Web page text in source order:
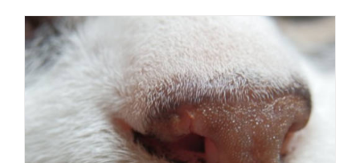
a
plusieurs
variations.
Les
options
peuvent
être
choisies